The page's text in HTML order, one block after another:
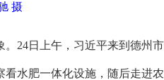
摄
24日上午，习近平来到德州
水肥一体化设施，随后走进